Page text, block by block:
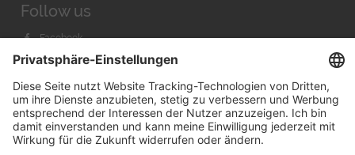
Follow us
Facebook
Instagram